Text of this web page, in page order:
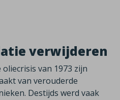
verwijderen
van 1973 zijn
van verouderde
Destijds werd vaak